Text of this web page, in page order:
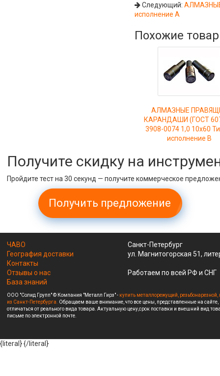
Следующий:АЛМАЗНЫЕ
исполнение А
Похожие
АЛМАЗНЫЕ
КАРАНДАШИ (ГОСТ
3908-0074 1,0 10х60
исполнение В
Получите скидку на
Пройдите тест на 30 секунд — получите коммерческое
Получить предложение
ЧАВО
География доставки
Контакты
Отзывы о нас
База знаний
Санкт-Петербург
ул. Магнитогорская 51,
Работаем по всей РФ и СНГ
ООО "Солид Групп" © Компания "Металл Гирз" - купить металлорежущий,
из Санкт-Петербурга. Обращаем ваше внимание, что все цены, представленные на
отличаться от реального вида товара. Актуальную цену,срок поставки и внешний вид
письме по электронной почте.
{literal}{/literal}